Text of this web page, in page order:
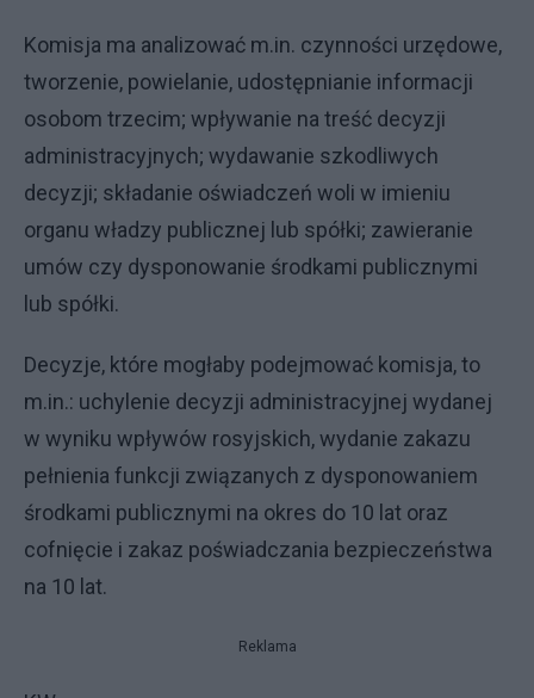
Komisja ma analizować m.in. czynności urzędowe,
tworzenie, powielanie, udostępnianie informacji
osobom trzecim; wpływanie na treść decyzji
administracyjnych; wydawanie szkodliwych
decyzji; składanie oświadczeń woli w imieniu
organu władzy publicznej lub spółki; zawieranie
umów czy dysponowanie środkami publicznymi
lub spółki.
Decyzje, które mogłaby podejmować komisja, to
m.in.: uchylenie decyzji administracyjnej wydanej
w wyniku wpływów rosyjskich, wydanie zakazu
pełnienia funkcji związanych z dysponowaniem
środkami publicznymi na okres do 10 lat oraz
cofnięcie i zakaz poświadczania bezpieczeństwa
na 10 lat.
Reklama